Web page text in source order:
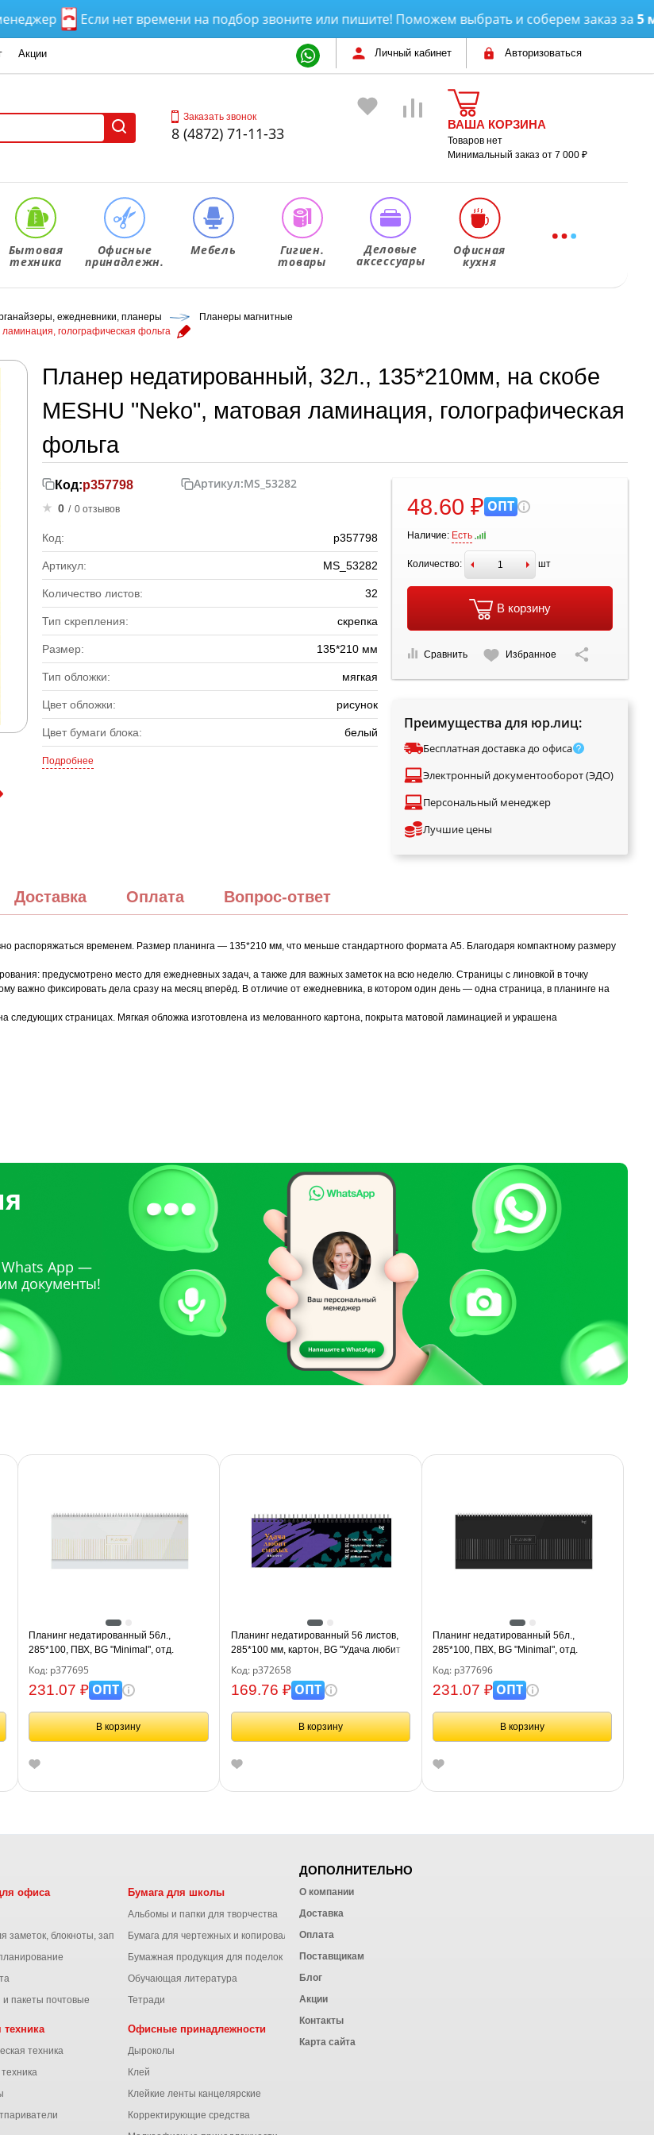
Если нет времени на подбор звоните или пишите! Поможем выбрать и соберем заказ за5 минут
Личный кабинет Авторизоваться
Акции
Заказать звонок
8 (4872) 71-11-33 ВАША КОРЗИНА
Товаров нет
Минимальный заказ от 7 000 ₽
Бытовая
техника
Офисные
принадлежн.
Мебель Гигиен.
товары
Деловые
аксессуары
Офисная
кухня
ежедневники, планеры
Планеры магнитные
голографическая фольга
Планер недатированный, 32л., 135*210мм, на скобе
MESHU "Neko", матовая ламинация, голографическая
фольга
Код:р357798 Артикул:MS_53282
0 / 0 отзывов
Код: р357798
Артикул: MS_53282
Количество листов: 32
Тип скрепления: скрепка
Размер: 135*210 мм
Тип обложки: мягкая
Цвет обложки: рисунок
Цвет бумаги блока: белый
Подробнее
48.60 ₽ ОПТ
Наличие: Есть
Количество: шт
В корзину
Сравнить Избранное
Преимущества для юр.лиц:
Бесплатная доставка до офиса
Электронный документооборот (ЭДО)
Персональный менеджер
Лучшие цены
Доставка Оплата Вопрос-ответ
распоряжаться временем. Размер планинга — 135*210 мм, что меньше стандартного формата А5. Благодаря компактному размеру
предусмотрено место для ежедневных задач, а также для важных заметок на всю неделю. Страницы с линовкой в точку
важно фиксировать дела сразу на месяц вперёд. В отличие от ежедневника, в котором один день — одна страница, в планинге на
следующих страницах. Мягкая обложка изготовлена из мелованного картона, покрыта матовой ламинацией и украшена
App —
документы!
Планинг недатированный 56л.,
285*100, ПВХ, BG "Minimal", отд.
фольгой, мягкий гребень, белый
Код: р377695
231.07 ₽ОПТ
В корзину
Планинг недатированный 56 листов,
285*100 мм, картон, BG "Удача любит
смелых"
Код: р372658
169.76 ₽ОПТ
В корзину
Планинг недатированный 56л.,
285*100, ПВХ, BG "Minimal", отд.
фольгой, мягкий гребень, черный
Код: р377696
231.07 ₽ОПТ
В корзину
офиса
заметок, блокноты, записные книжки
и пакеты почтовые
Бумага для школы
Альбомы и папки для творчества
Бумага для чертежных и копировальных работ
Бумажная продукция для поделок
Обучающая литература
Тетради
техника
техника
Офисные принадлежности
Дыроколы
Клей
Клейкие ленты канцелярские
Корректирующие средства
ДОПОЛНИТЕЛЬНО
О компании
Доставка
Оплата
Поставщикам
Блог
Акции
Контакты
Карта сайта